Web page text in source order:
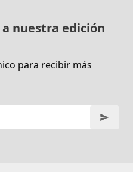
nuestra edición
para recibir más